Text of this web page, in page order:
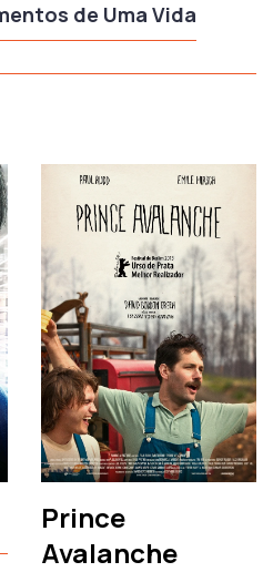
de Uma Vida
Prince
Avalanche